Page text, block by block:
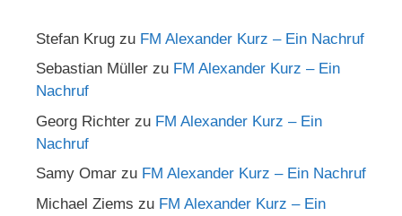
Stefan Krug zu FM Alexander Kurz – Ein Nachruf
Sebastian Müller zu FM Alexander Kurz – Ein
Nachruf
Georg Richter zu FM Alexander Kurz – Ein
Nachruf
Samy Omar zu FM Alexander Kurz – Ein Nachruf
Michael Ziems zu FM Alexander Kurz – Ein